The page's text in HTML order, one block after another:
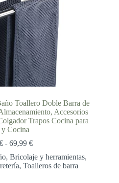
Toallero Doble Barra de
Accesorios
Trapos Cocina para
Cocina
- 69,99 €Rango
precios:
desde
, Bricolaje y herramientas,
,Toalleros de barra